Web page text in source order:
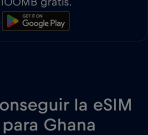
la eSIM
Ghana